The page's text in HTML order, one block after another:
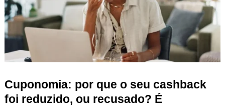
Cuponomia: por que o seu cashback
foi reduzido, ou recusado? É